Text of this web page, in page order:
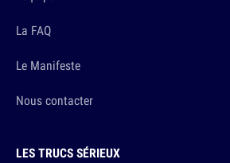
La FAQ
Le Manifeste
Nous contacter
LES TRUCS SÉRIEUX